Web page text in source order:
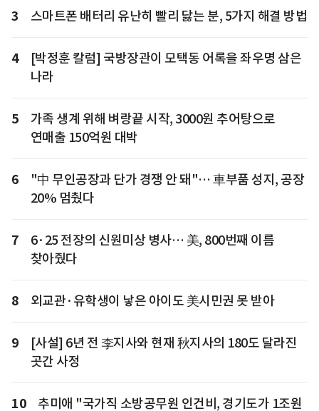
3 스마트폰 배터리 유난히 빨리 닳는 분, 5가지 해결 방법
4
[박정훈 칼럼] 국방장관이 모택동 어록을 좌우명 삼은
나라
5
가족 생계 위해 벼랑끝 시작, 3000원 추어탕으로
연매출 150억원 대박
6
"中 무인공장과 단가 경쟁 안 돼"… 車부품 성지, 공장
20% 멈췄다
7
6·25 전장의 신원미상 병사… 美, 800번째 이름
찾아줬다
8 외교관·유학생이 낳은 아이도 美시민권 못 받아
9
[사설] 6년 전 李지사와 현재 秋지사의 180도 달라진
곳간 사정
10
추미애 "국가직 소방공무원 인건비, 경기도가 1조원